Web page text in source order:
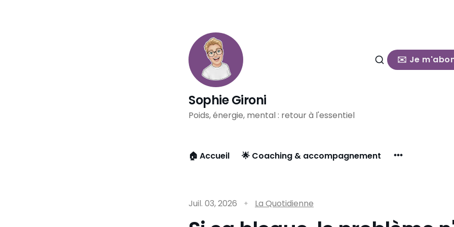
✉️ Je
Sophie Gironi
Poids, énergie, mental : retour à l'essentiel
🏠 Accueil 🌟 Coaching & accompagnement
Juil. 03, 2026 La Quotidienne